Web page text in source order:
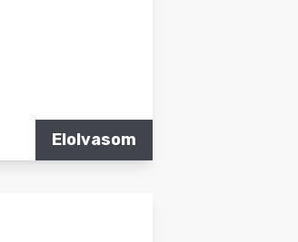
Elolvasom